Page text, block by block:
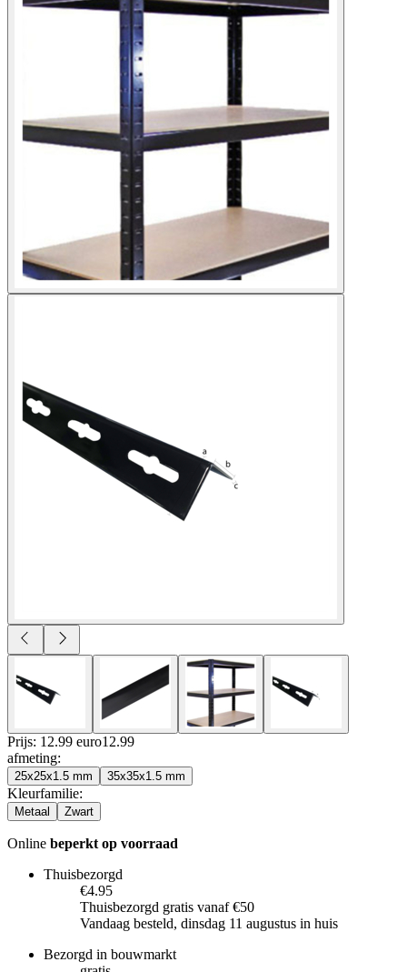
Prijs: 12.99 euro12.99
afmeting:
25x25x1.5 mm 35x35x1.5 mm
Kleurfamilie:
Metaal Zwart
Online beperkt op voorraad
Thuisbezorgd
€4.95
Thuisbezorgd gratis vanaf €50
Vandaag besteld, dinsdag 11 augustus in huis
Bezorgd in bouwmarkt